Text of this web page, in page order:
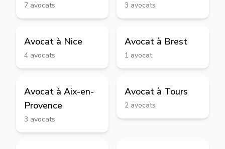
7 avocats 3 avocats
Avocat à Nice
4 avocats
Avocat à Brest
1 avocat
Avocat à Aix-en-
Provence
3 avocats
Avocat à Tours
2 avocats